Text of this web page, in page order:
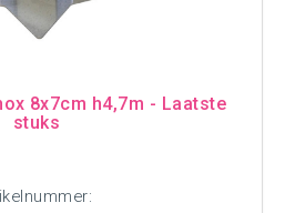
8x7cm h4,7m - Laatste
stuks